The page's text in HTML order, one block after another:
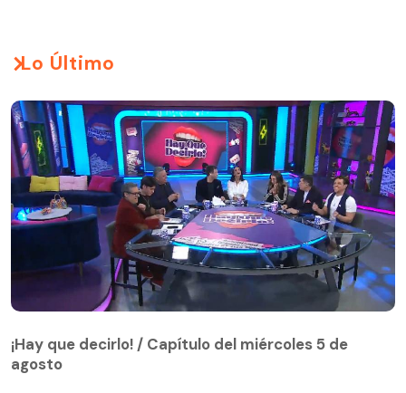
Lo Último
agosto
¡Hay que decirlo! / Capítulo del miércoles 5 de
agosto